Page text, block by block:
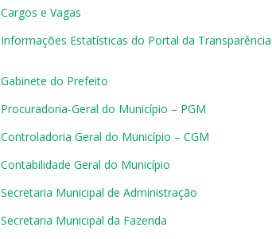
Cargos e Vagas
Informações Estatísticas do Portal da Transparência
Gabinete do Prefeito
Procuradoria-Geral do Município – PGM
Controladoria Geral do Município – CGM
Contabilidade Geral do Município
Secretaria Municipal de Administração
Secretaria Municipal da Fazenda